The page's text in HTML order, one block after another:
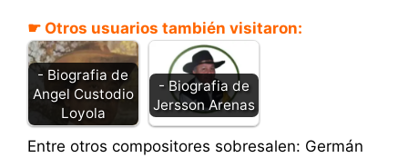
☛ Otros usuarios también visitaron:
- Biografia de
Angel Custodio
Loyola
- Biografia de
Jersson Arenas
Entre otros compositores sobresalen: Germán